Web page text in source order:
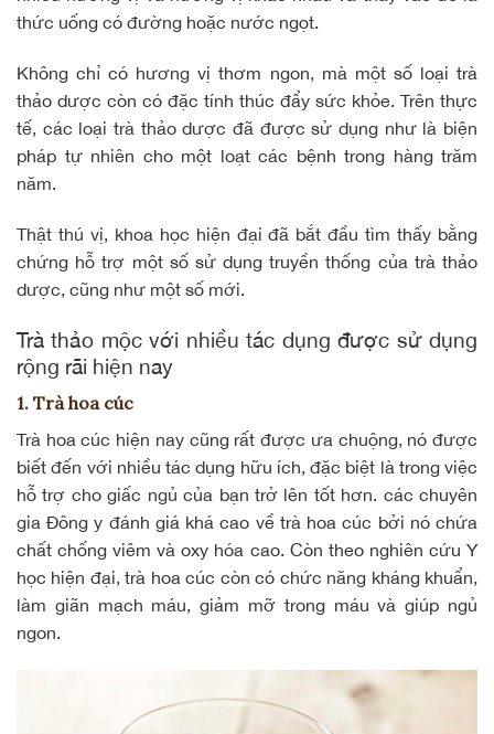
thức uống có đường hoặc nước ngọt.
Không chỉ có hương vị thơm ngon, mà một số loại trà
thảo dược còn có đặc tính thúc đẩy sức khỏe. Trên thực
tế, các loại trà thảo dược đã được sử dụng như là biện
pháp tự nhiên cho một loạt các bệnh trong hàng trăm
năm.
Thật thú vị, khoa học hiện đại đã bắt đầu tìm thấy bằng
chứng hỗ trợ một số sử dụng truyền thống của trà thảo
dược, cũng như một số mới.
Trà thảo mộc với nhiều tác dụng được sử dụng
rộng rãi hiện nay
1. Trà hoa cúc
Trà hoa cúc hiện nay cũng rất được ưa chuộng, nó được
biết đến với nhiều tác dụng hữu ích, đặc biệt là trong việc
hỗ trợ cho giấc ngủ của bạn trở lên tốt hơn. các chuyên
gia Đông y đánh giá khá cao về trà hoa cúc bởi nó chứa
chất chống viêm và oxy hóa cao. Còn theo nghiên cứu Y
học hiện đại, trà hoa cúc còn có chức năng kháng khuẩn,
làm giãn mạch máu, giảm mỡ trong máu và giúp ngủ
ngon.